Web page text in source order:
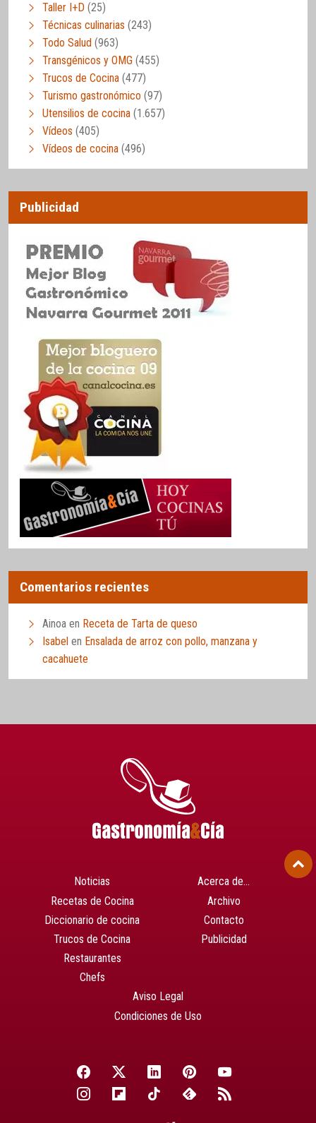
Taller I+D (25)
Técnicas culinarias (243)
Todo Salud (963)
Transgénicos y OMG (455)
Trucos de Cocina (477)
Turismo gastronómico (97)
Utensilios de cocina (1.657)
Vídeos (405)
Vídeos de cocina (496)
Publicidad
Comentarios recientes
Ainoa en Receta de Tarta de queso
Isabel en Ensalada de arroz con pollo, manzana y
cacahuete
Noticias
Recetas de Cocina
Diccionario de cocina
Trucos de Cocina
Restaurantes
Chefs
Acerca de…
Archivo
Contacto
Publicidad
Aviso Legal
Condiciones de Uso